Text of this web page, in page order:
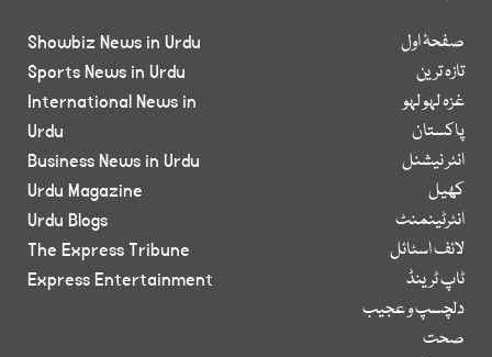
صفحۂ اول
تازہ ترین
غزہ لہو لہو
پاکستان
انٹر نیشنل
کھیل
انٹرٹینمنٹ
لائف اسٹائل
ٹاپ ٹرینڈ
دلچسپ و عجیب
صحت
Showbiz News in Urdu
Sports News in Urdu
International News in
Urdu
Business News in Urdu
Urdu Magazine
Urdu Blogs
The Express Tribune
Express Entertainment